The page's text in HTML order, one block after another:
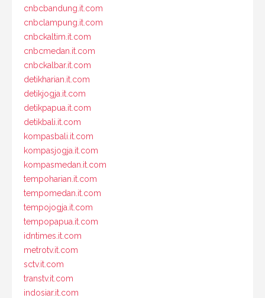
cnbcbandung.it.com
cnbclampung.it.com
cnbckaltim.it.com
cnbcmedan.it.com
cnbckalbar.it.com
detikharian.it.com
detikjogja.it.com
detikpapua.it.com
detikbali.it.com
kompasbali.it.com
kompasjogja.it.com
kompasmedan.it.com
tempoharian.it.com
tempomedan.it.com
tempojogja.it.com
tempopapua.it.com
idntimes.it.com
metrotv.it.com
sctv.it.com
transtv.it.com
indosiar.it.com